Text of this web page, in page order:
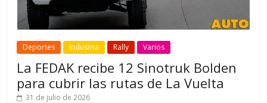
Deportes Industria Rally Varios
La FEDAK recibe 12 Sinotruk Bolden
para cubrir las rutas de La Vuelta
31 de julio de 2026